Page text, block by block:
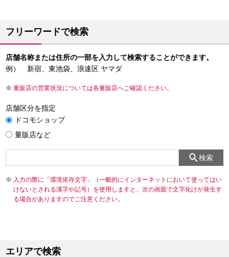
フリーワードで検索
店舗名称または住所の一部を入力して検索することができます。
例） 新宿、東池袋、浪速区 ヤマダ
量販店の営業状況については各量販店へご確認ください。
店舗区分を指定
ドコモショップ
量販店など
検索
入力の際に「環境依存文字」（一般的にインターネットにおいて使ってはい
けないとされる漢字や記号）を使用しますと、次の画面で文字化けが発生す
る場合がありますのでご注意ください。
エリアで検索